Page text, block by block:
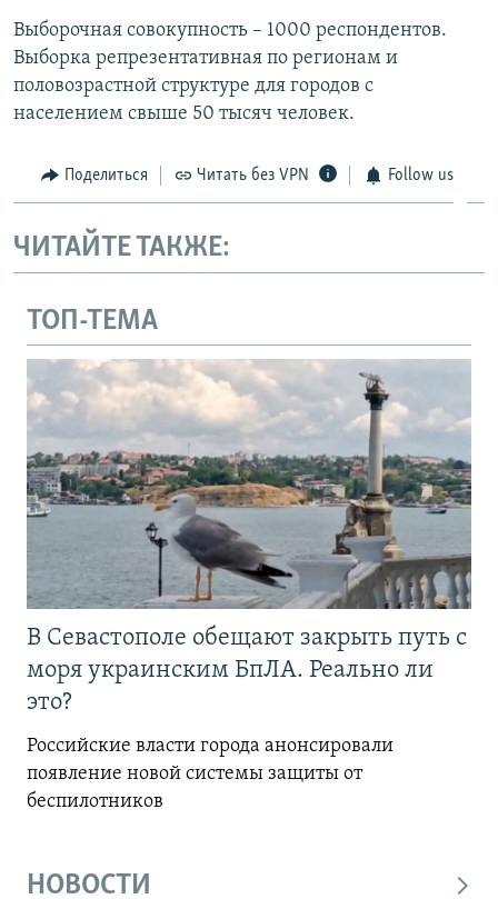
Выборочная совокупность – 1000 респондентов.
Выборка репрезентативная по регионам и
половозрастной структуре для городов с
населением свыше 50 тысяч человек.
Поделиться Читать без VPN Follow us
ЧИТАЙТЕ ТАКЖЕ:
ТОП-ТЕМА
В Севастополе обещают закрыть путь с
моря украинским БпЛА. Реально ли
это?
Российские власти города анонсировали
появление новой системы защиты от
беспилотников
НОВОСТИ